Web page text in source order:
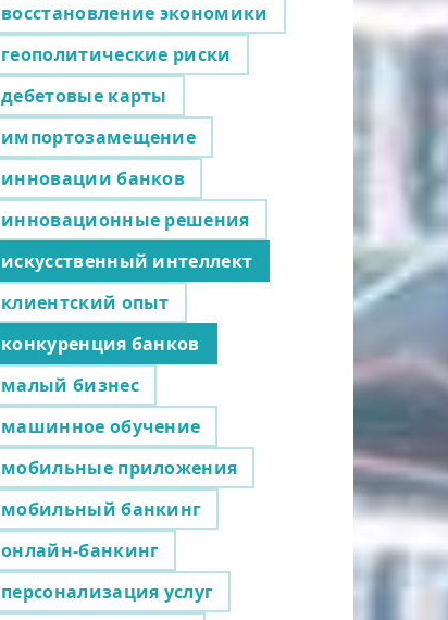
восстановление экономики
геополитические риски
дебетовые карты
импортозамещение
инновации банков
инновационные решения
искусственный интеллект
клиентский опыт
конкуренция банков
малый бизнес
машинное обучение
мобильные приложения
мобильный банкинг
онлайн-банкинг
персонализация услуг